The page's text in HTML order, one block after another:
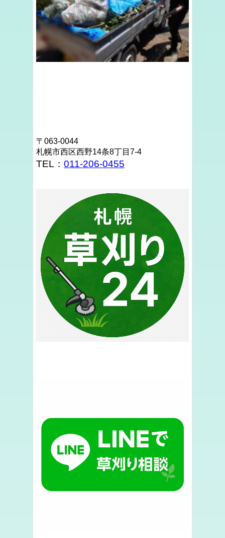
〒063-0044
札幌市西区西野14条8丁目7-4
TEL： 011-206-0455